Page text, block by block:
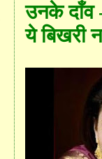
उनके दाँव
ये बिखरी